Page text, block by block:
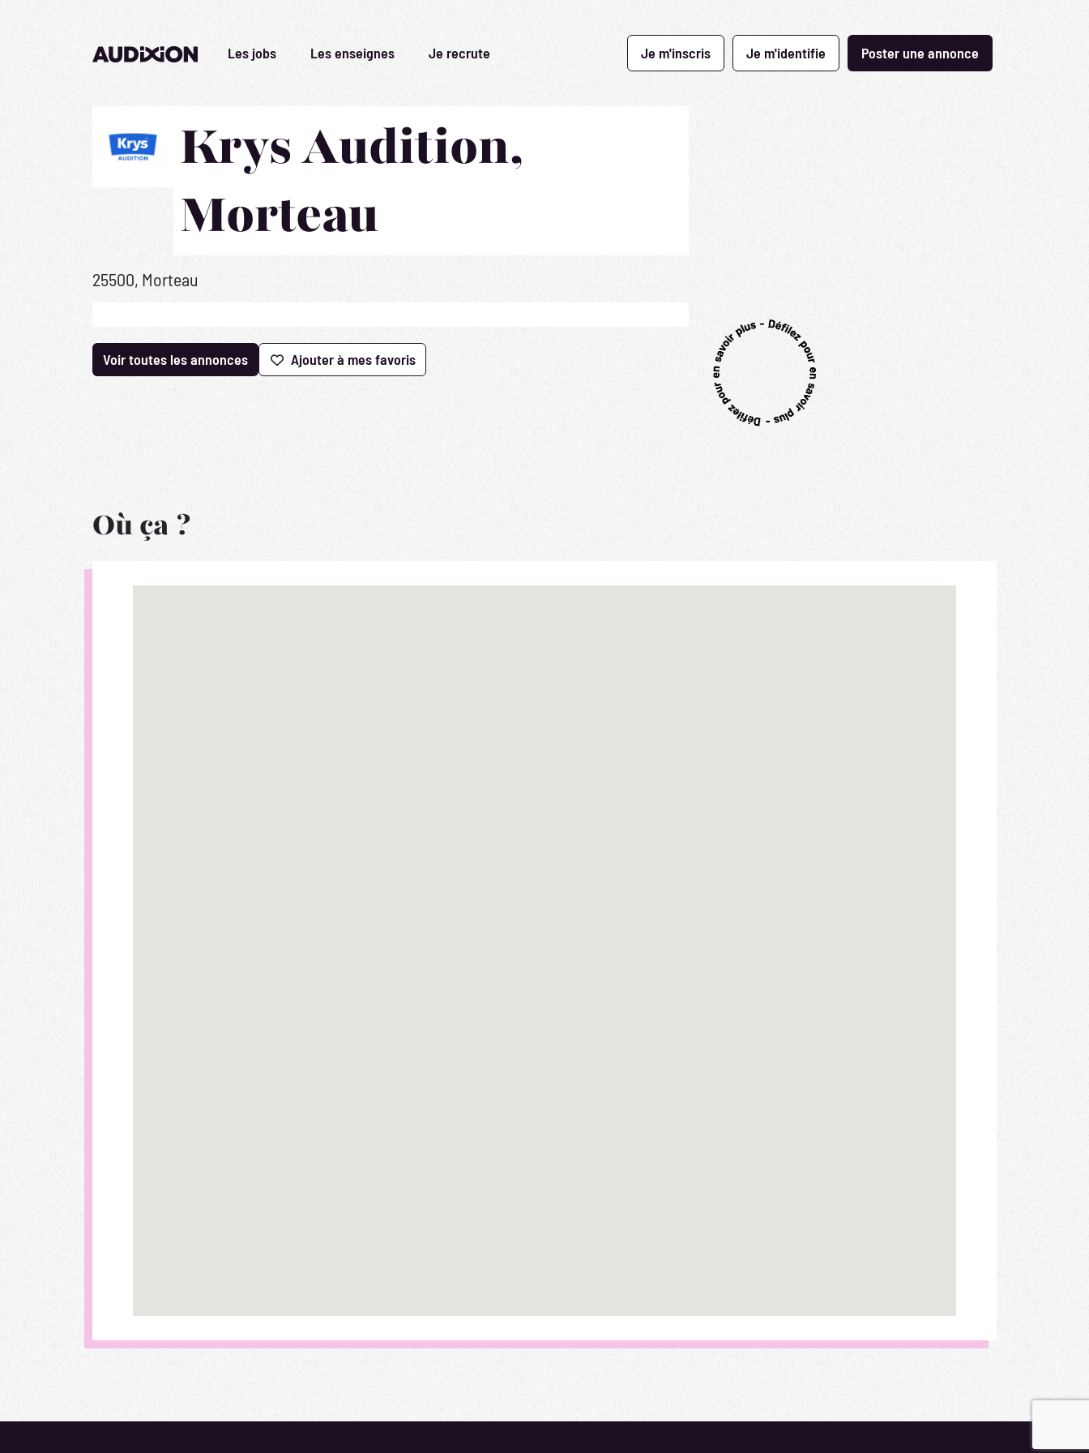
Les jobs Les enseignes Je recrute Je m'inscris Je m'identifie Poster une annonce
Krys Audition,
Morteau
25500, Morteau
Voir toutes les annonces Ajouter à mes favoris
Où ça ?